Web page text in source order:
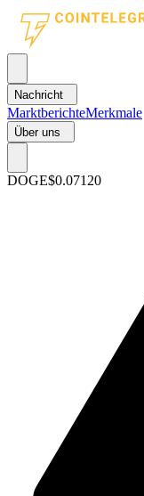
Nachricht
MarktberichteMerkmale
Über uns
DOGE$0.07120